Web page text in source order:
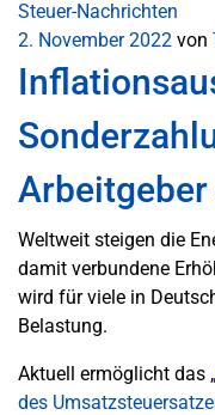
Steuer-Nachrichten
2. November 2022 von
Weltweit steigen die
damit verbundene
wird für viele in
Belastung.
Aktuell ermöglicht das „
des